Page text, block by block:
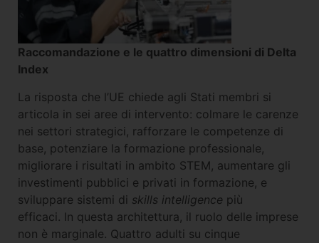
Raccomandazione e le quattro dimensioni di Delta
Index
La risposta che l’UE chiede agli Stati membri si
articola in sei aree di intervento: colmare le carenze
nei settori strategici, rafforzare le competenze di
base, potenziare la formazione professionale,
migliorare i risultati in ambito STEM, aumentare gli
investimenti pubblici e privati in formazione, e
sviluppare sistemi di skills intelligence più
efficaci. In questa architettura, il ruolo delle imprese
non è marginale. Quattro adulti su cinque